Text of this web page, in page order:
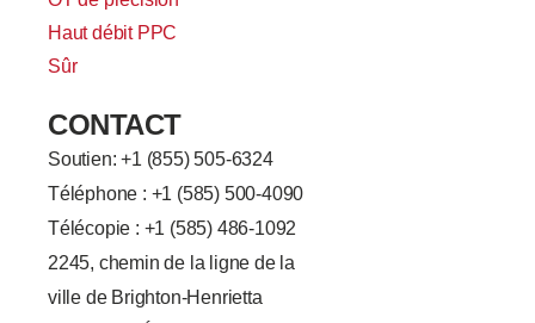
Haut débit PPC
Sûr
CONTACT
Soutien: +1 (855) 505-6324
Téléphone : +1 (585) 500-4090
Télécopie : +1 (585) 486-1092
2245, chemin de la ligne de la
ville de Brighton-Henrietta